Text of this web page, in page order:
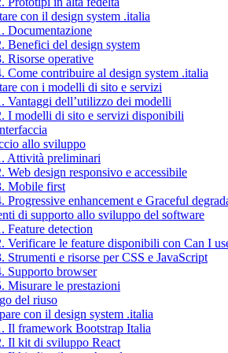
con il design system .italia
Documentazione
Benefici del design system
Risorse operative
Come contribuire al design system .italia
con i modelli di sito e servizi
Vantaggi dell’utilizzo dei modelli
I modelli di sito e servizi disponibili
allo sviluppo
Attività preliminari
Web design responsivo e accessibile
Mobile first
Progressive enhancement e Graceful
di supporto allo sviluppo del software
Feature detection
Verificare le feature disponibili con Can I
Strumenti e risorse per CSS e JavaScript
Supporto browser
Misurare le prestazioni
del riuso
con il design system .italia
Il framework Bootstrap Italia
Il kit di sviluppo React